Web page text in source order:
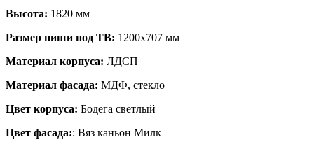
Высота: 1820 мм
Размер ниши под ТВ: 1200х707 мм
Материал корпуса: ЛДСП
Материал фасада: МДФ, стекло
Цвет корпуса: Бодега светлый
Цвет фасада:: Вяз каньон Милк